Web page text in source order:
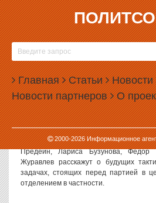
Главная Статьи Новости
Новости партнеров О
2000-2026Информационное
27.06.2011, 16:00
РУКОВОДСТВО
ПАРТИИ НАРОДНОЙ
КОНФЕРЕНЦИЮ В
В среду, 29 июня, состоится пресс-
регионального отделения
Россию без произвола и
депутат Екатеринбургской
члены координационного совета
Предеин, Лариса Бузунова, Федор
Журавлев расскажут о будущих
задачах, стоящих перед партией в
отделением в частности.